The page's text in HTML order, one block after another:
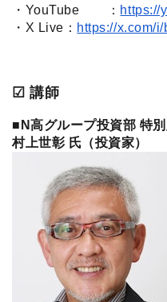
・YouTube ： https://
・X Live： https://x.com/
☑︎ 講師
■N高グループ投資部 特別
村上世彰 氏（投資家）